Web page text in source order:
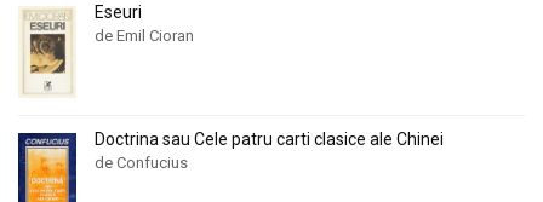
Eseuri
de Emil Cioran
Doctrina sau Cele patru carti clasice ale Chinei
de Confucius